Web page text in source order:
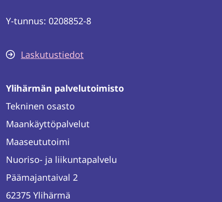
Y-tunnus: 0208852-8
Laskutustiedot
Ylihärmän palvelutoimisto
Tekninen osasto
Maankäyttöpalvelut
Maaseututoimi
Nuoriso- ja liikuntapalvelu
Päämajantaival 2
62375 Ylihärmä